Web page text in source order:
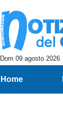
Dom 09 agosto 2026
Home